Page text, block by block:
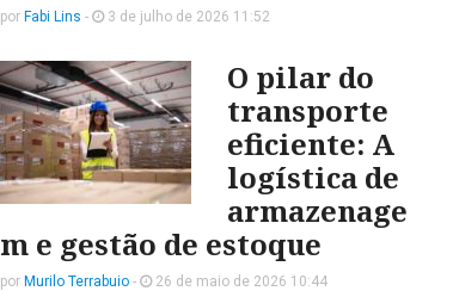
por Fabi Lins - 3 de julho de 2026 11:52
O pilar do
transporte
eficiente: A
logística de
armazenage
m e gestão de estoque
por Murilo Terrabuio - 26 de maio de 2026 10:44